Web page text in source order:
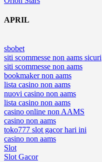
APRIL
sbobet
siti scommesse non aams sicuri
siti scommesse non aams
bookmaker non aams
lista casino non aams
nuovi casino non aams
lista casino non aams
casino online non AAMS
casino non aams
toko777 slot gacor hari ini
casino non aams
Slot
Slot Gacor